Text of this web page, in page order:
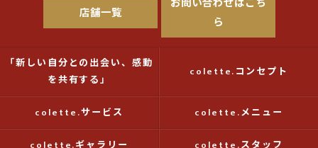
店舗一覧
お問い合わせはこち
ら
「新しい自分との出会い、感動
を共有する」
colette.コンセプト
colette.サービス colette.メニュー